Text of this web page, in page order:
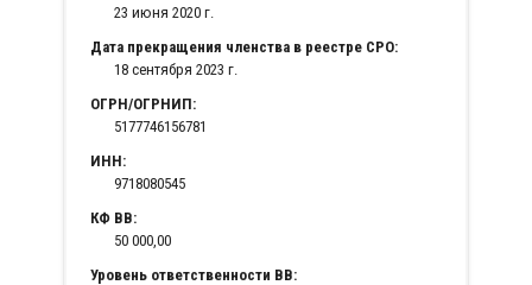
23 июня 2020 г.
Дата прекращения членства в реестре СРО:
18 сентября 2023 г.
ОГРН/ОГРНИП:
5177746156781
ИНН:
9718080545
КФ ВВ:
50 000,00
Уровень ответственности ВВ: